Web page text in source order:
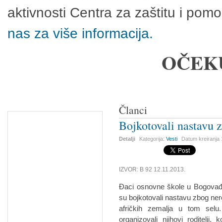
aktivnosti Centra za zaštitu i
nas za više informacija.
Članci
Bojkotovali nastavu
Detalji Kategorija:Vesti Datum kreiranja
IZVOR: B 92 12.11.2013.
Đaci osnovne škole u
su bojkotovali nastavu zbog
afričkih zemalja u tom
organizovali njihovi roditelji,